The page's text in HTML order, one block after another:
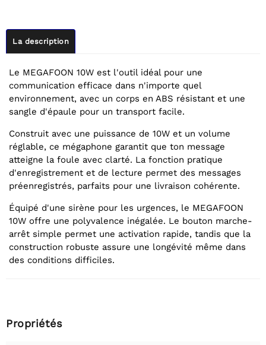
La description
Le MEGAFOON 10W est l'outil idéal pour une
communication efficace dans n'importe quel
environnement, avec un corps en ABS résistant et une
sangle d'épaule pour un transport facile.
Construit avec une puissance de 10W et un volume
réglable, ce mégaphone garantit que ton message
atteigne la foule avec clarté. La fonction pratique
d'enregistrement et de lecture permet des messages
préenregistrés, parfaits pour une livraison cohérente.
Équipé d'une sirène pour les urgences, le MEGAFOON
10W offre une polyvalence inégalée. Le bouton marche-
arrêt simple permet une activation rapide, tandis que la
construction robuste assure une longévité même dans
des conditions difficiles.
Propriétés